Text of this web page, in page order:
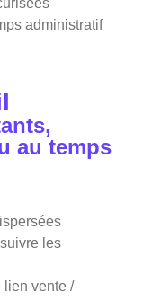
administratif
au temps
les
lien vente /